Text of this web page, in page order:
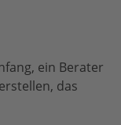
ein Berater
das